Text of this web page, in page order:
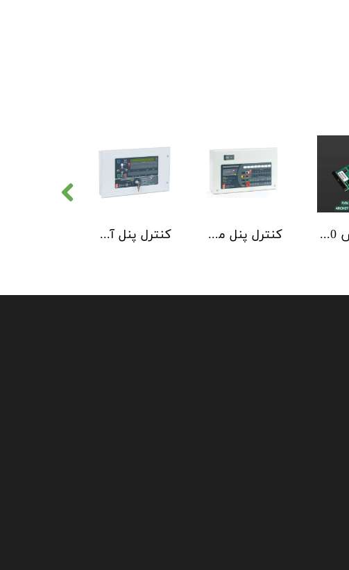
کنترل پنل آدرس پذیر C-TEC سری XFP دو لوپ 32 زون کنترل پنل متعارف C-TEC سری CFP 8 Zone اینترفیس NSC | ArcNET B01350-00